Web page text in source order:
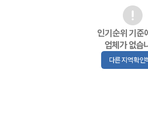
인기순위 기준
업체가 없습
다른 지역 확인